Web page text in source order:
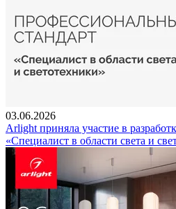
03.06.2026
Arlight приняла участие в
«Специалист в области света и